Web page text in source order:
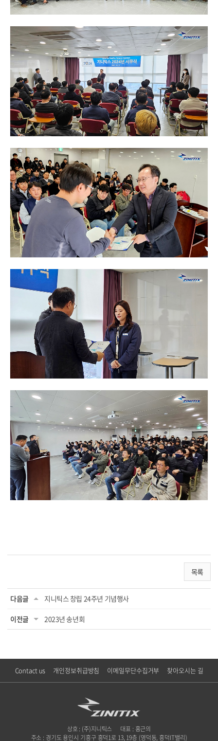
목록
다음글 지니틱스 창립 24주년 기념행사
이전글 2023년 송년회
Contact us 개인정보취급방침 이메일무단수집거부 찾아오시는 길
상호 : (주)지니틱스
대표 : 홍근의
주소 : 경기도 용인시 기흥구 흥덕1로 13, 19층 (영덕동, 흥덕IT밸리)